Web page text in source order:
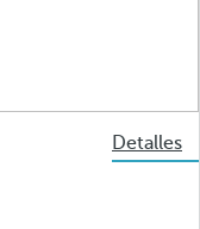
Detalles